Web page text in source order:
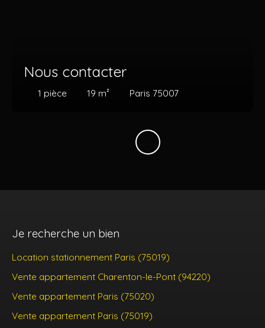
Nous contacter
1 pièce 19 m² Paris 75007
Je recherche un bien
Location stationnement Paris (75019)
Vente appartement Charenton-le-Pont (94220)
Vente appartement Paris (75020)
Vente appartement Paris (75019)